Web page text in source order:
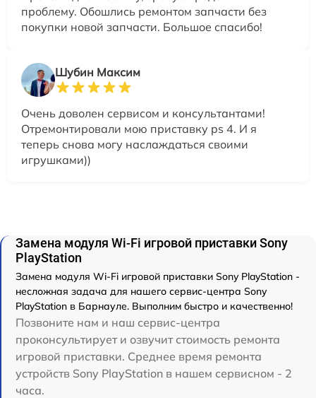
проблему. Обошлись ремонтом запчасти без
покупки новой запчасти. Большое спасибо!
Шубин Максим
Очень доволен сервисом и консультантами!
Отремонтировали мою приставку ps 4. И я
теперь снова могу наслаждаться своими
игрушками))
Замена модуля Wi-Fi игровой приставки Sony
PlayStation
Замена модуля Wi-Fi игровой приставки Sony PlayStation -
несложная задача для нашего сервис-центра Sony
PlayStation в Барнауле. Выполним быстро и качественно!
Позвоните нам и наш сервис-центра
проконсультирует и озвучит стоимость ремонта
игровой приставки. Среднее время ремонта
устройств Sony PlayStation в нашем сервисном - 2
часа.